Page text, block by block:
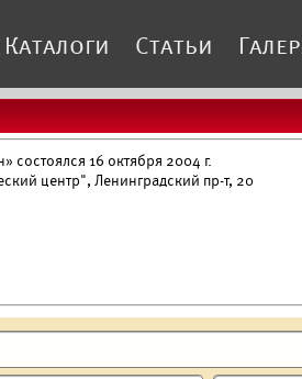
Каталоги Статьи
16 октября 2004 г.
центр", Ленинградский пр-т, 20